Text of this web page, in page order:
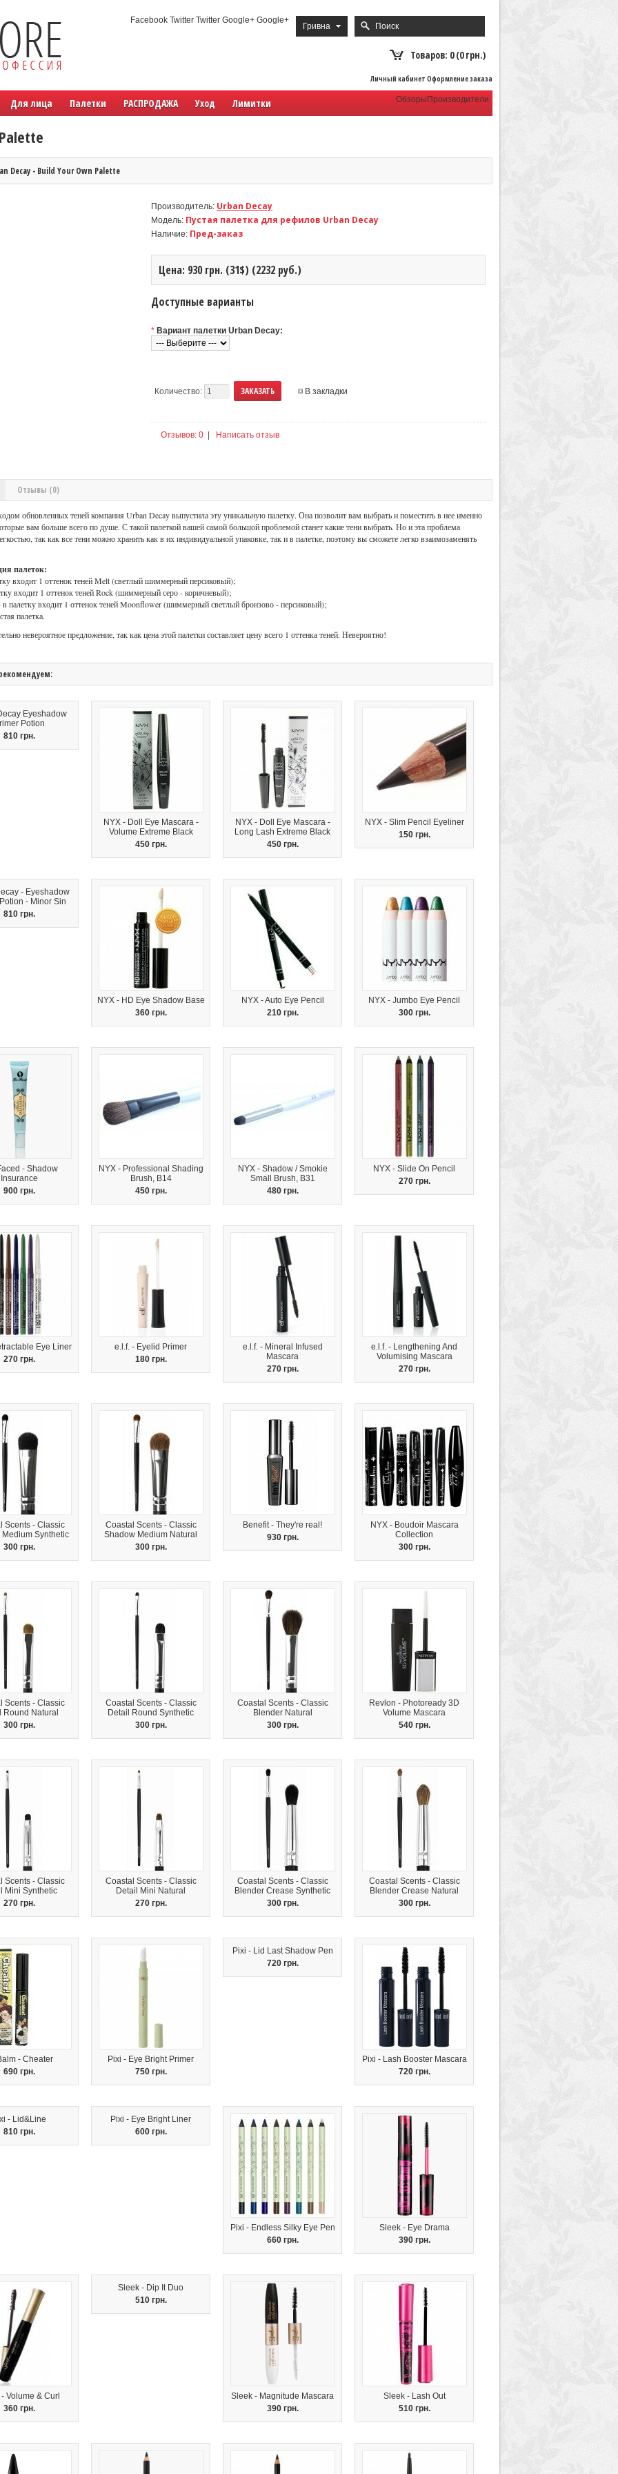
Гривна
Facebook Twitter Twitter Google+ Google+
Товаров: 0 (0 грн.)
Личный кабинет Оформление заказа
Для лица Палетки РАСПРОДАЖА Уход Лимитки Производители
Обзоры
Decay - Build Your Own Palette
Производитель: Urban Decay
Модель: Пустая палетка для рефилов Urban Decay
Наличие: Пред-заказ
Цена: 930 грн. (31$) (2232 руб.)
Доступные варианты
* Вариант палетки Urban Decay:
Количество: В закладки
Отзывов: 0 Написать отзыв
Отзывы (0)
обновленных теней компания Urban Decay выпустила эту уникальную палетку. Она позволит вам выбрать и поместить в нее именно
вам больше всего по душе. С такой палеткой вашей самой большой проблемой станет какие тени выбрать. Но и эта проблема
так как все тени можно хранить как в их индивидуальной упаковке, так и в палетке, поэтому вы сможете легко взаимозаменять
палеток:
входит 1 оттенок теней Melt (светлый шиммерный персиковый);
входит 1 оттенок теней Rock (шиммерный серо - коричневый);
палетку входит 1 оттенок теней Moonflower (шиммерный светлый бронзово - персиковый);
палетка.
невероятное предложение, так как цена этой палетки составляет цену всего 1 оттенка теней. Невероятно!
Eyeshadow
Potion
810 грн.
NYX - Doll Eye Mascara -
Volume Extreme Black
450 грн.
NYX - Doll Eye Mascara -
Long Lash Extreme Black
450 грн.
NYX - Slim Pencil Eyeliner
150 грн.
- Eyeshadow
- Minor Sin
810 грн.
NYX - HD Eye Shadow Base
360 грн.
NYX - Auto Eye Pencil
210 грн.
NYX - Jumbo Eye Pencil
300 грн.
- Shadow
Insurance
900 грн.
NYX - Professional Shading
Brush, B14
450 грн.
NYX - Shadow / Smokie
Small Brush, B31
480 грн.
NYX - Slide On Pencil
270 грн.
Eye Liner
270 грн.
e.l.f. - Eyelid Primer
180 грн.
e.l.f. - Mineral Infused
Mascara
270 грн.
e.l.f. - Lengthening And
Volumising Mascara
270 грн.
Scents - Classic
Synthetic
300 грн.
Coastal Scents - Classic
Shadow Medium Natural
300 грн.
Benefit - They're real!
930 грн.
NYX - Boudoir Mascara
Collection
300 грн.
Scents - Classic
Round Natural
300 грн.
Coastal Scents - Classic
Detail Round Synthetic
300 грн.
Coastal Scents - Classic
Blender Natural
300 грн.
Revlon - Photoready 3D
Volume Mascara
540 грн.
Scents - Classic
Mini Synthetic
270 грн.
Coastal Scents - Classic
Detail Mini Natural
270 грн.
Coastal Scents - Classic
Blender Crease Synthetic
300 грн.
Coastal Scents - Classic
Blender Crease Natural
300 грн.
- Cheater
690 грн.
Pixi - Eye Bright Primer
750 грн.
Pixi - Lid Last Shadow Pen
720 грн.
Pixi - Lash Booster Mascara
720 грн.
- Lid&Line
810 грн.
Pixi - Eye Bright Liner
600 грн.
Pixi - Endless Silky Eye Pen
660 грн.
Sleek - Eye Drama
390 грн.
Volume & Curl
360 грн.
Sleek - Dip It Duo
510 грн.
Sleek - Magnitude Mascara
390 грн.
Sleek - Lash Out
510 грн.